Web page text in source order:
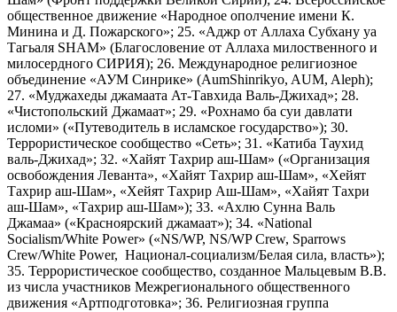
общественное движение «Народное ополчение имени К.
Минина и Д. Пожарского»; 25. «Аджр от Аллаха Субхану уа
Тагьаля SHAM» (Благословение от Аллаха милоственного и
милосердного СИРИЯ); 26. Международное религиозное
объединение «АУМ Синрике» (AumShinrikyo, AUM, Aleph);
27. «Муджахеды джамаата Ат-Тавхида Валь-Джихад»; 28.
«Чистопольский Джамаат»; 29. «Рохнамо ба суи давлати
исломи» («Путеводитель в исламское государство»); 30.
Террористическое сообщество «Сеть»; 31. «Катиба Таухид
валь-Джихад»; 32. «Хайят Тахрир аш-Шам» («Организация
освобождения Леванта», «Хайят Тахрир аш-Шам», «Хейят
Тахрир аш-Шам», «Хейят Тахрир Аш-Шам», «Хайят Тахри
аш-Шам», «Тахрир аш-Шам»); 33. «Ахлю Сунна Валь
Джамаа» («Красноярский джамаат»); 34. «National
Socialism/White Power» («NS/WP, NS/WP Crew, Sparrows
Crew/White Power, Национал-социализм/Белая сила, власть»);
35. Террористическое сообщество, созданное Мальцевым В.В.
из числа участников Межрегионального общественного
движения «Артподготовка»; 36. Религиозная группа